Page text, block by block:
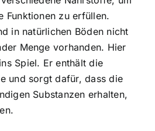
Funktionen zu erfüllen.
in natürlichen Böden nicht
Menge vorhanden. Hier
Spiel. Er enthält die
und sorgt dafür, dass die
Substanzen erhalten,